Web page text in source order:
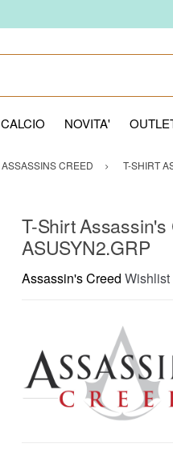
CALCIO NOVITA'
ASSASSINS CREED T-SHIRT
T-Shirt
ASUSYN2.GRP
Assassin's Creed Wishlist